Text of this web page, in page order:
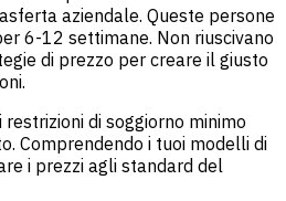
aziendale. Queste persone
6-12 settimane. Non riuscivano
di prezzo per creare il giusto
di soggiorno minimo
Comprendendo i tuoi modelli di
i prezzi agli standard del